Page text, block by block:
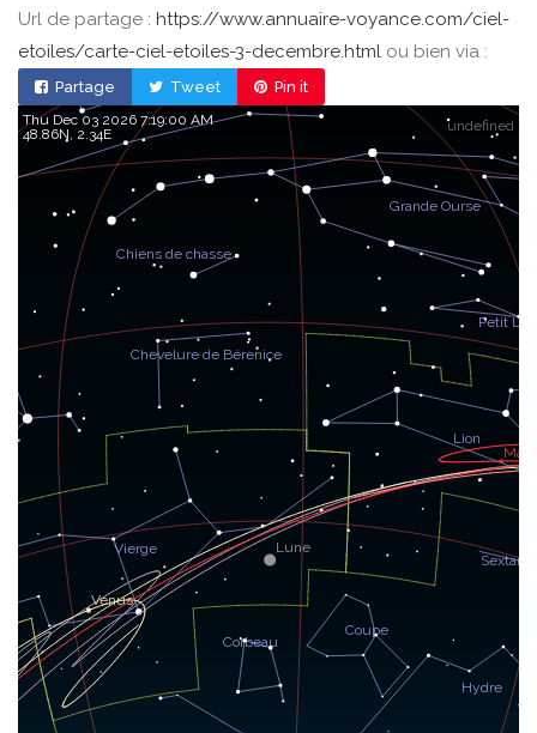
Url de partage : https://www.annuaire-voyance.com/ciel-
etoiles/carte-ciel-etoiles-3-decembre.html ou bien via :
Partage Tweet Pin it
undefined
Thu Dec 03 2026 7:19:00 AM
48.86, 2.34